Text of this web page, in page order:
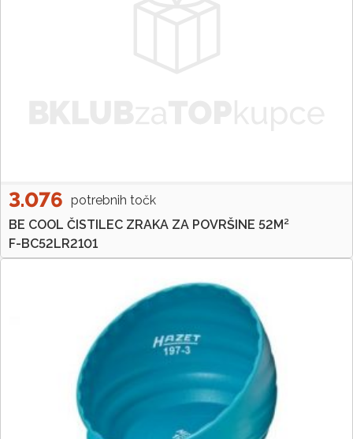
3.076 potrebnih točk
BE COOL ČISTILEC ZRAKA ZA POVRŠINE 52M²
F-BC52LR2101